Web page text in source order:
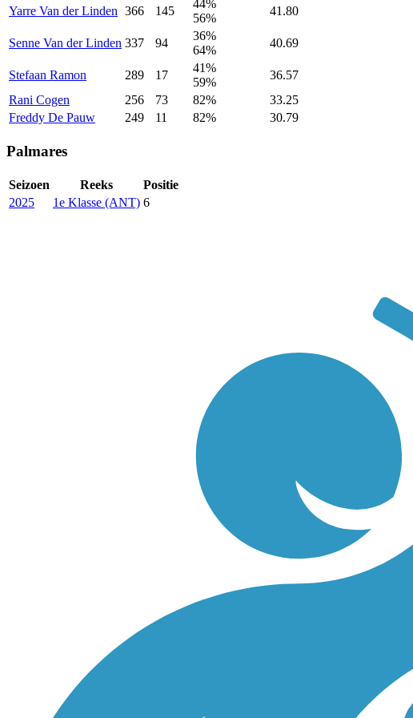
Yarre Van der Linden 366 145
44%
56%
41.80
Senne Van der Linden 337 94
36%
64%
40.69
Stefaan Ramon 289 17
41%
59%
36.57
Rani Cogen 256 73 82%
33.25
Freddy De Pauw 249 11 82% 30.79
Palmares
Seizoen Reeks
Positie
2025
1e Klasse (ANT) 6